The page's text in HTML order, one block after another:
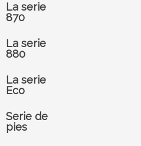
La serie
870
La serie
880
La serie
Eco
Serie de
pies